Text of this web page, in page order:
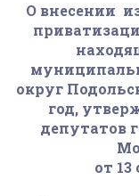
О внесении
округ
год,
депутатов
от 13